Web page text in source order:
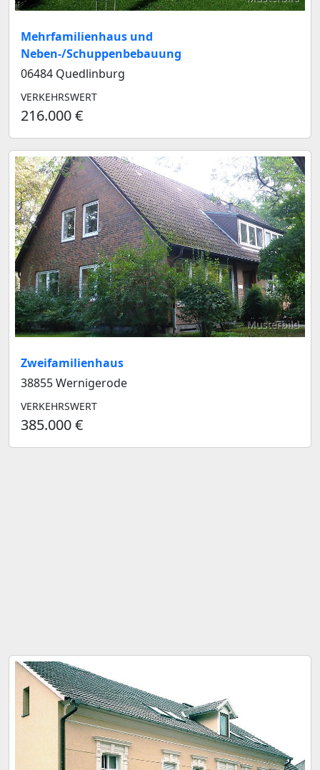
Mehrfamilienhaus und
Neben-/Schuppenbebauung
06484 Quedlinburg
VERKEHRSWERT
216.000 €
Musterbild
Zweifamilienhaus
38855 Wernigerode
VERKEHRSWERT
385.000 €